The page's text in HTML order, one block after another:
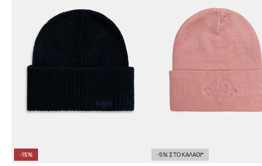
-15% -5% ΣΤΟ ΚΑΛΑΘΙ*